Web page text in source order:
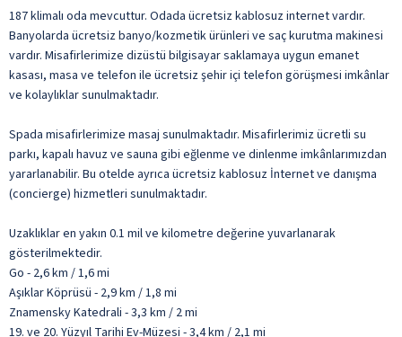
187 klimalı oda mevcuttur. Odada ücretsiz kablosuz internet vardır.
Banyolarda ücretsiz banyo/kozmetik ürünleri ve saç kurutma makinesi
vardır. Misafirlerimize dizüstü bilgisayar saklamaya uygun emanet
kasası, masa ve telefon ile ücretsiz şehir içi telefon görüşmesi imkânlar
ve kolaylıklar sunulmaktadır.
Spada misafirlerimize masaj sunulmaktadır. Misafirlerimiz ücretli su
parkı, kapalı havuz ve sauna gibi eğlenme ve dinlenme imkânlarımızdan
yararlanabilir. Bu otelde ayrıca ücretsiz kablosuz İnternet ve danışma
(concierge) hizmetleri sunulmaktadır.
Uzaklıklar en yakın 0.1 mil ve kilometre değerine yuvarlanarak
gösterilmektedir.
Go - 2,6 km / 1,6 mi
Aşıklar Köprüsü - 2,9 km / 1,8 mi
Znamensky Katedrali - 3,3 km / 2 mi
19. ve 20. Yüzyıl Tarihi Ev-Müzesi - 3,4 km / 2,1 mi